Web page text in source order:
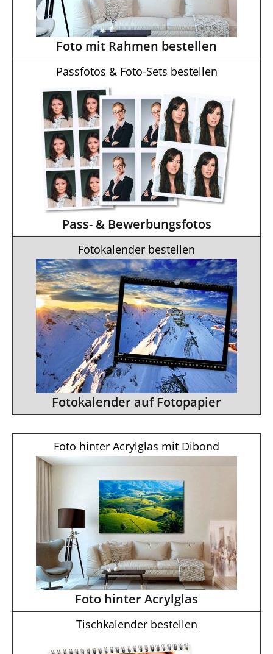
Foto mit Rahmen bestellen
Passfotos & Foto-Sets bestellen
Pass- & Bewerbungsfotos
Fotokalender bestellen
Fotokalender auf Fotopapier
Foto hinter Acrylglas mit Dibond
Foto hinter Acrylglas
Tischkalender bestellen